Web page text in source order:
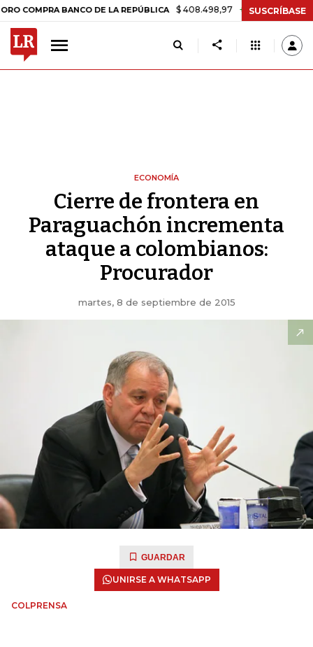
BANCO DE LA REPÚBLICA $ 408.498,97 +$ 8.753,81 +2,19%
SUSCRÍBASE
ECONOMÍA
Cierre de frontera en
Paraguachón incrementa
ataque a colombianos:
Procurador
martes, 8 de septiembre de 2015
GUARDAR
UNIRSE A WHATSAPP
COLPRENSA